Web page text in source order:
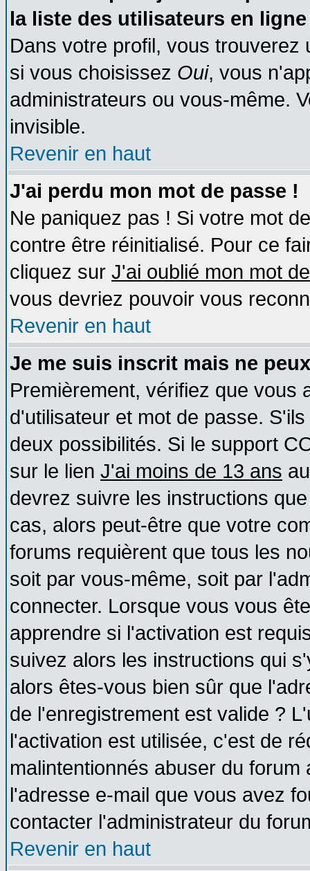
la liste des utilisateurs en
Dans votre profil, vous trouverez
si vous choisissez Oui, vous
administrateurs ou vous-même.
invisible.
Revenir en haut
J'ai perdu mon mot de passe !
Ne paniquez pas ! Si votre mot
contre être réinitialisé. Pour ce
cliquez sur J'ai oublié mon mot
vous devriez pouvoir vous
Revenir en haut
Je me suis inscrit mais ne
Premièrement, vérifiez que vous
d'utilisateur et mot de passe.
deux possibilités. Si le support
sur le lien J'ai moins de 13 ans
devrez suivre les instructions
cas, alors peut-être que votre
forums requièrent que tous les
soit par vous-même, soit par
connecter. Lorsque vous vous
apprendre si l'activation est
suivez alors les instructions qui
alors êtes-vous bien sûr que
de l'enregistrement est valide ?
l'activation est utilisée, c'est de
malintentionnés abuser du
l'adresse e-mail que vous avez
contacter l'administrateur du
Revenir en haut